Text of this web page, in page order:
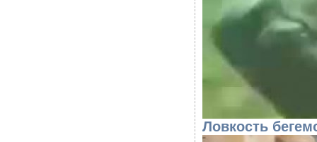
Ловкость